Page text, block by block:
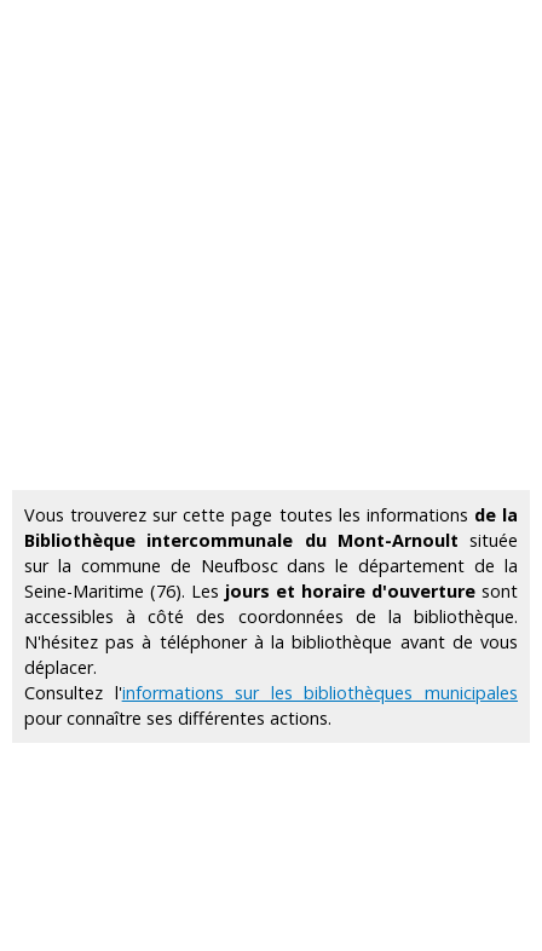
Vous trouverez sur cette page toutes les informations de la
Bibliothèque intercommunale du Mont-Arnoult située
sur la commune de Neufbosc dans le département de la
Seine-Maritime (76). Les jours et horaire d'ouverture sont
accessibles à côté des coordonnées de la bibliothèque.
N'hésitez pas à téléphoner à la bibliothèque avant de vous
déplacer.
Consultez l'informations sur les bibliothèques municipales
pour connaître ses différentes actions.